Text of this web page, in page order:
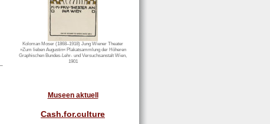
Koloman Moser (1868–1918) Jung Wiener Theater
»Zum lieben Augustin« Plakatsammlung der Höheren
Graphischen Bundes-Lehr- und Versuchsanstalt Wien,
1901
Museen aktuell
Cash.for.culture